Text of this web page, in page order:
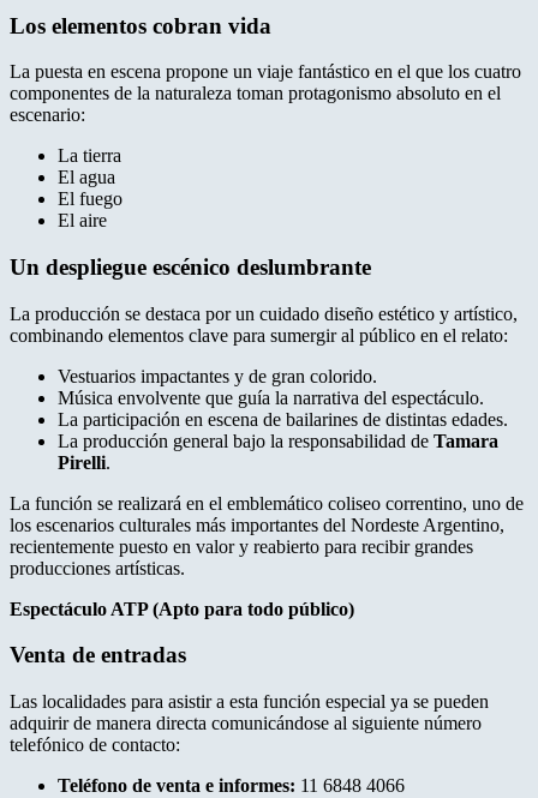
Los elementos cobran vida
La puesta en escena propone un viaje fantástico en el que los cuatro
componentes de la naturaleza toman protagonismo absoluto en el
escenario:
La tierra
El agua
El fuego
El aire
Un despliegue escénico deslumbrante
La producción se destaca por un cuidado diseño estético y artístico,
combinando elementos clave para sumergir al público en el relato:
Vestuarios impactantes y de gran colorido.
Música envolvente que guía la narrativa del espectáculo.
La participación en escena de bailarines de distintas edades.
La producción general bajo la responsabilidad de Tamara
Pirelli.
La función se realizará en el emblemático coliseo correntino, uno de
los escenarios culturales más importantes del Nordeste Argentino,
recientemente puesto en valor y reabierto para recibir grandes
producciones artísticas.
Espectáculo ATP (Apto para todo público)
Venta de entradas
Las localidades para asistir a esta función especial ya se pueden
adquirir de manera directa comunicándose al siguiente número
telefónico de contacto:
Teléfono de venta e informes: 11 6848 4066